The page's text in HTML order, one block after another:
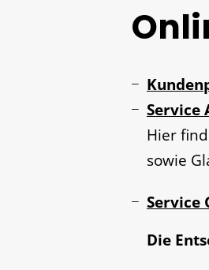
Service
Hier
sowie
Service
Die